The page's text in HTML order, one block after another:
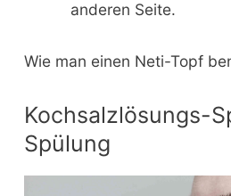
anderen Seite.
Wie man einen Neti-Topf
Kochsalzlösungs-
Spülung